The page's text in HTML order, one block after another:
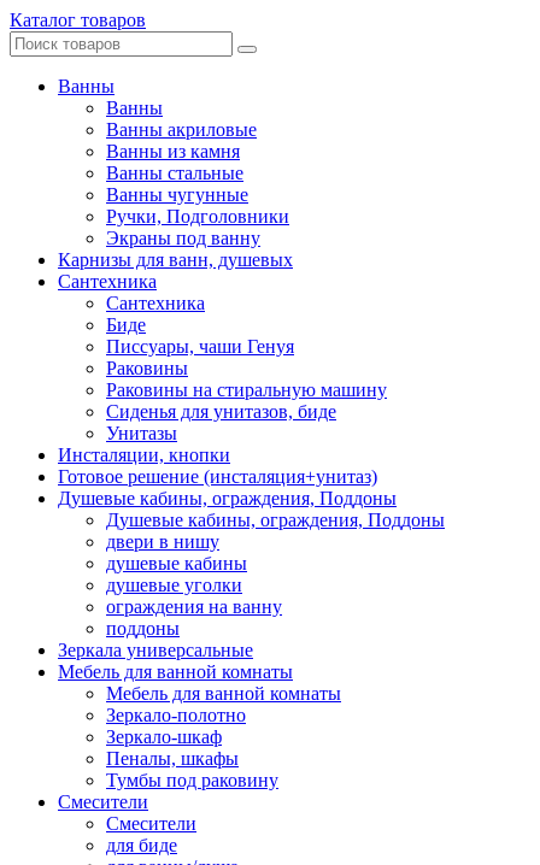
Каталог товаров
Ванны
Ванны
Ванны акриловые
Ванны из камня
Ванны стальные
Ванны чугунные
Ручки, Подголовники
Экраны под ванну
Карнизы для ванн, душевых
Сантехника
Сантехника
Биде
Писсуары, чаши Генуя
Раковины
Раковины на стиральную машину
Сиденья для унитазов, биде
Унитазы
Инсталяции, кнопки
Готовое решение (инсталяция+унитаз)
Душевые кабины, ограждения, Поддоны
Душевые кабины, ограждения, Поддоны
двери в нишу
душевые кабины
душевые уголки
ограждения на ванну
поддоны
Зеркала универсальные
Мебель для ванной комнаты
Мебель для ванной комнаты
Зеркало-полотно
Зеркало-шкаф
Пеналы, шкафы
Тумбы под раковину
Смесители
Смесители
для биде